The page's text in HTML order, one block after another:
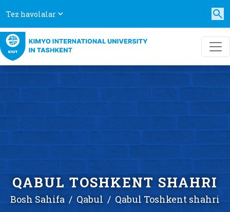
Tez havolalar
QABUL TOSHKENT SHAHRI
Bosh Sahifa Qabul Qabul Toshkent shahri